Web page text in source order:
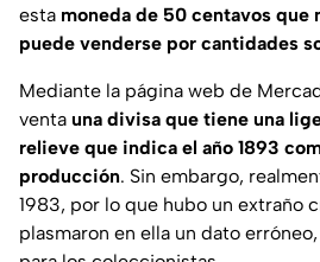
esta moneda de 50 centavos que
puede venderse por cantidades
Mediante la página web de
venta una divisa que tiene una
relieve que indica el año 1893
producción. Sin embargo,
1983, por lo que hubo un extraño
plasmaron en ella un dato